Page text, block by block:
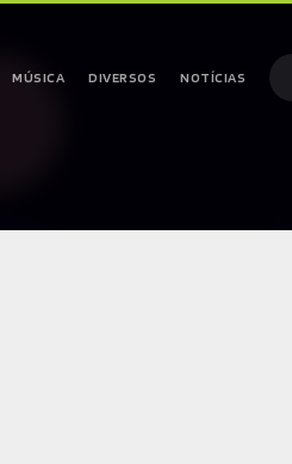
MÚSICA DIVERSOS NOTÍCIAS